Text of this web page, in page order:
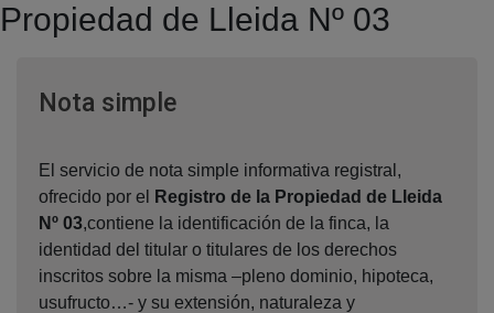
Propiedad de Lleida Nº 03
Nota simpleVentana nueva
El servicio de nota simple informativa registral,
ofrecido por el
Registro de la Propiedad de Lleida
Nº 03,contiene la identificación de la finca, la
identidad del titular o titulares de los derechos
inscritos sobre la misma –pleno dominio, hipoteca,
usufructo…- y su extensión, naturaleza y